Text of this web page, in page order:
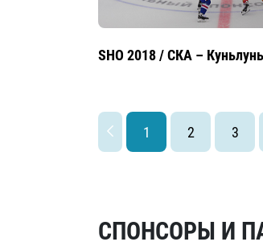
SHO 2018 / СКА –
1 2 3
СПОНСОРЫ И